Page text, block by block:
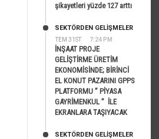
şikayetleri yüzde 127 arttı
TEM 31ST 7:24 PM
SEKTÖRDEN GELIŞMELER
İNŞAAT PROJE
GELİŞTİRME ÜRETİM
EKONOMİSİNDE; BİRİNCİ
EL KONUT PAZARINI GPPS
PLATFORMU ” PİYASA
GAYRİMENKUL ” İLE
EKRANLARA TAŞIYACAK
SEKTÖRDEN GELIŞMELER